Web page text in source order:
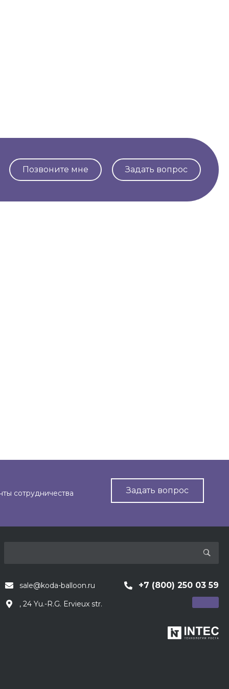
Позвоните мне Задать вопрос
сотрудничества Задать вопрос
sale@koda-balloon.ru +7 (800) 250 03 59
, 24 Yu.-R.G. Ervieux str.